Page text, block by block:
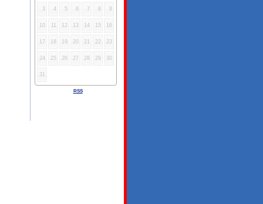
3 4 5 6 7 8 9
10 11 12 13 14 15 16
17 18 19 20 21 22 23
24 25 26 27 28 29 30
31
RSS